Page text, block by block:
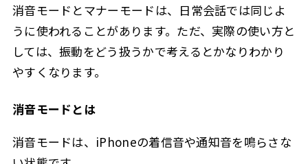
消音モードとマナーモードは、日常会話では同じよ
うに使われることがあります。ただ、実際の使い方と
しては、振動をどう扱うかで考えるとかなりわかり
やすくなります。
消音モードとは
消音モードは、iPhoneの着信音や通知音を鳴らさな